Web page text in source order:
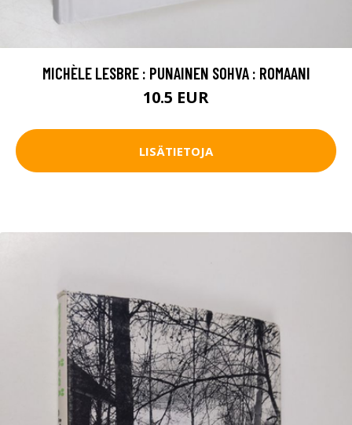
MICHÈLE LESBRE : PUNAINEN SOHVA : ROMAANI
10.5 EUR
LISÄTIETOJA